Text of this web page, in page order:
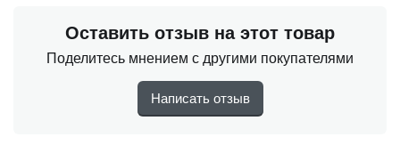
Оставить отзыв на этот товар
Поделитесь мнением с другими покупателями
Написать отзыв